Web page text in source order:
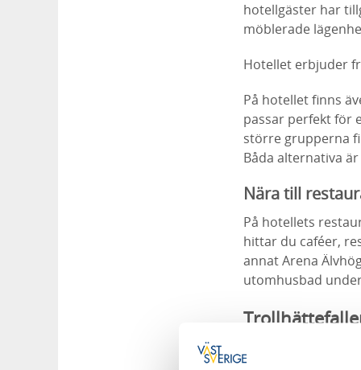
hotellgäster har
möblerade
Hotellet erbjuder
På hotellet finns
passar perfekt för
större grupperna
Båda alternativa
Nära till
På hotellets
hittar du caféer,
annat Arena
utomhusbad
När du besöker